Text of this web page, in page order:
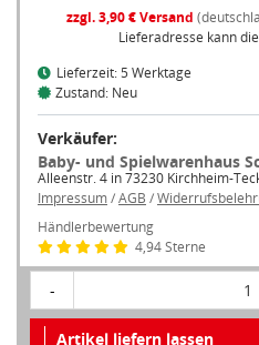
zzgl. 3,90 € Versand
Lieferadresse kann
Lieferzeit: 5 Werktage
Zustand: Neu
Verkäufer:
Baby- und Spielwarenhaus
Alleenstr. 4 in 73230 Kirchheim-
Impressum / AGB /
Händlerbewertung
4,94 Sterne
1
Artikel liefern lassen